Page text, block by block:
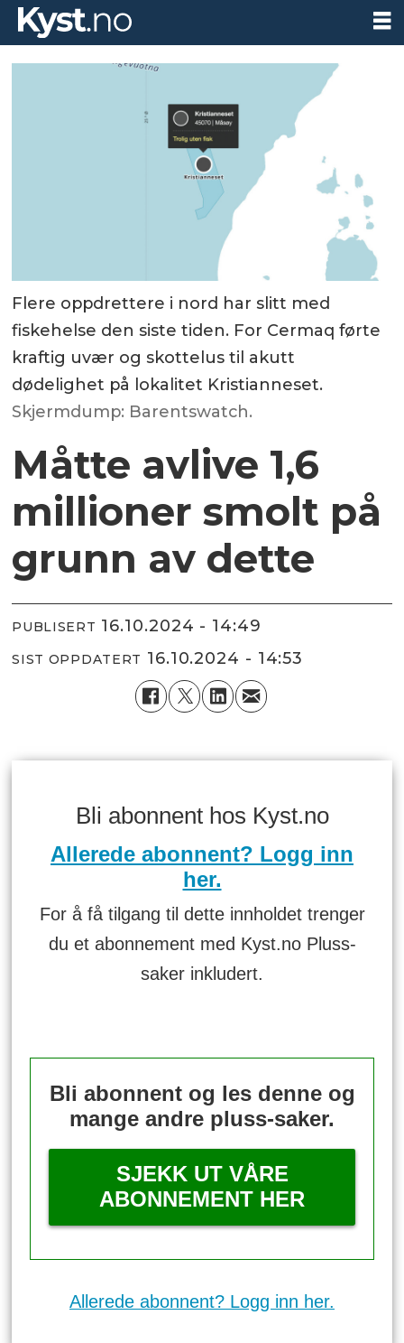
Flere oppdrettere i nord har slitt med
fiskehelse den siste tiden. For Cermaq førte
kraftig uvær og skottelus til akutt
dødelighet på lokalitet Kristianneset.
Skjermdump: Barentswatch.
Måtte avlive 1,6
millioner smolt på
grunn av dette
PUBLISERT 16.10.2024 - 14:49
SIST OPPDATERT 16.10.2024 - 14:53
Bli abonnent hos Kyst.no
Allerede abonnent? Logg inn
her.
For å få tilgang til dette innholdet trenger
du et abonnement med Kyst.no Pluss-
saker inkludert.
Bli abonnent og les denne og
mange andre pluss-saker.
SJEKK UT VÅRE
ABONNEMENT HER
Allerede abonnent? Logg inn her.